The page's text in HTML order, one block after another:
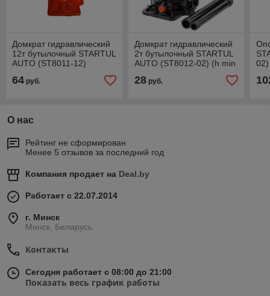
Домкрат гидравлический
12т бутылочный STARTUL
AUTO (ST8011-12)
64 руб.
Домкрат гидравлический
2т бутылочный STARTUL
AUTO (ST8012-02) (h min
28руб.
02)
О нас
Рейтинг не сформирован
Менее 5 отзывов за последний год
Компания продает на Deal.by
Работает с 22.07.2014
г. Минск
Минск, Беларусь
Контакты
Сегодня работает с 08:00 до 21:00
Показать весь график работы